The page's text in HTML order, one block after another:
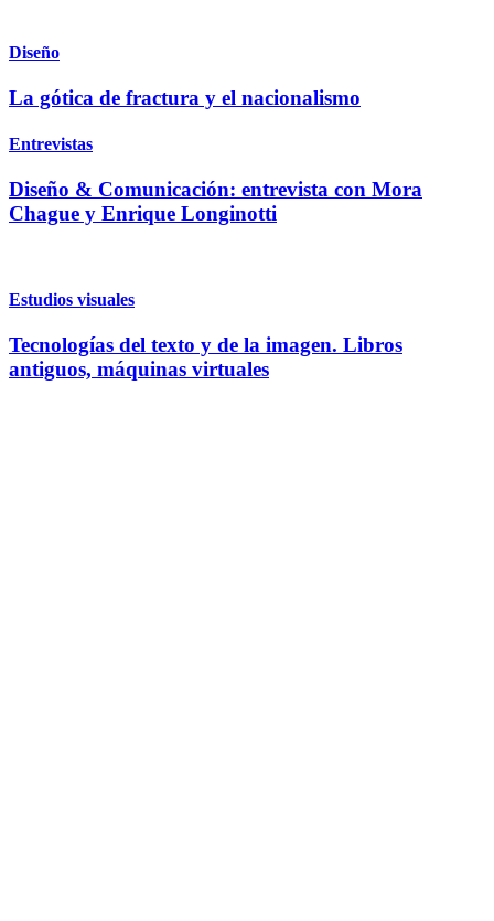
Diseño
La gótica de fractura y el nacionalismo
Entrevistas
Diseño & Comunicación: entrevista con Mora
Chague y Enrique Longinotti
Estudios visuales
Tecnologías del texto y de la imagen. Libros
antiguos, máquinas virtuales